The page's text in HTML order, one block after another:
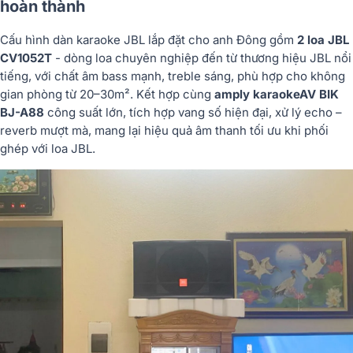
hoàn thành
Cấu hình dàn karaoke JBL lắp đặt cho anh Đông gồm 2 loa JBL
CV1052T - dòng loa chuyên nghiệp đến từ thương hiệu JBL nổi
tiếng, với chất âm bass mạnh, treble sáng, phù hợp cho không
gian phòng từ 20–30m². Kết hợp cùng amply karaokeAV BIK
BJ-A88 công suất lớn, tích hợp vang số hiện đại, xử lý echo –
reverb mượt mà, mang lại hiệu quả âm thanh tối ưu khi phối
ghép với loa JBL.